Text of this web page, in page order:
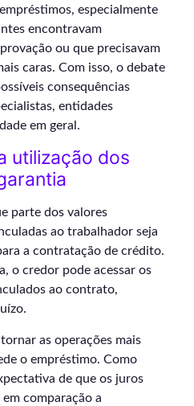
especialmente
encontravam
ou que precisavam
caras. Com isso, o debate
consequências
entidades
em geral.
utilização dos
parte dos valores
ao trabalhador seja
a contratação de crédito.
o credor pode acessar os
ao contrato,
as operações mais
o empréstimo. Como
de que os juros
comparação a